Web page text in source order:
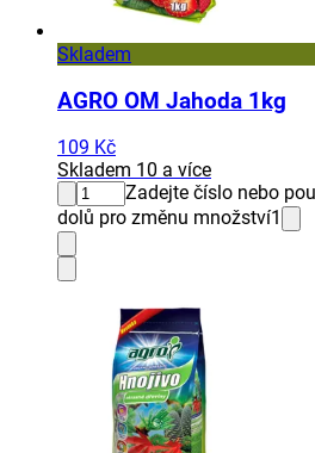
Skladem
AGRO OM Jahoda 1kg
109 Kč
Skladem 10 a více
Zadejte číslo nebo
dolů pro změnu množství1